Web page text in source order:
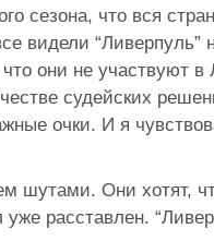
сезона, что вся
видели “Ливерпуль”
они не участвуют
судейских
очки. И я
шутами. Они хотят,
расставлен.